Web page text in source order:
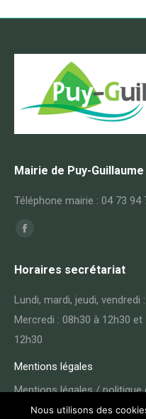
Mairie de Puy-Guillaume
Téléphone mairie : 04 73 94
Trouvez nous sur :
Facebook
opens
Horaires secrétariat
Lundi, mardi, jeudi, vendredi
Mercredi : 08h30 à 12h30
12h30
Mentions légales
Mentions légales / politique
Nous utilisons des